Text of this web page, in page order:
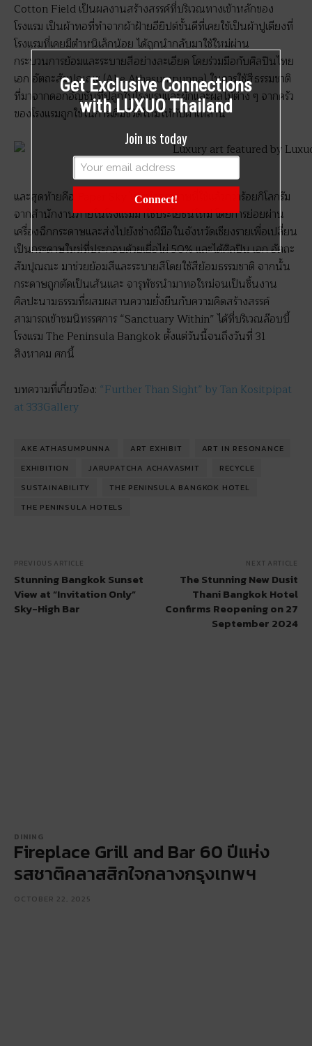
Cotton Field เป็นผลงานสร้างสรรค์ที่บริเวณทางเข้าหลักของ
โรงแรม เป็นผ้าทอที่ทำจากผ้าฝ้ายอียิปต์ชั้นดีที่เคยใช้เป็นผ้าปูเตียงที่
โรงแรมที่เคยมีตำหนิเล็กน้อย ได้ถูกนำกลับมาใช้ใหม่ผ่าน
กระบวนการย้อมและระบายสีอย่างละเอียด โดยร่วมมือกับศิลปินไทย
เอก อัตถะสัมปุณณะ (Ake Athasumpunna) ในการใช้สีธรรมชาติ
ที่มาจากดอกอัญชันที่ปลูกในโรงแรมและผักและผลไม้ต่าง ๆ จากครัว
ของโรงแรมถูกใช้ในการเติมชีวิตใหม่ให้กับผ้าเหล่านี้
และสุดท้ายคือ Paper Sky โดยนำกระดาษที่ใช้แล้วกว่าร้อยกิโลกรัม
จากสำนักงานภายในโรงแรมมาใช้ประโยชน์ใหม่ โดยการย่อยผ่าน
เครื่องฉีกกระดาษและส่งไปยังช่างฝีมือในจังหวัดเชียงรายเพื่อเปลี่ยน
เป็นกระดาษใหม่ที่ประกอบด้วยเยื่อไผ่ 50% และได้ศิลปิน เอก อัตถะ
สัมปุณณะ มาช่วยย้อมสีและระบายสีโดยใช้สีย้อมธรรมชาติ จากนั้น
กระดาษถูกตัดเป็นเส้นและ จารุพัชรนำมาทอใหม่จนเป็นชิ้นงาน
ศิลปะนามธรรมที่ผสมผสานความยั่งยืนกับความคิดสร้างสรรค์
สามารถเข้าชมนิทรรศการ “Sanctuary Within” ได้ที่บริเวณล๊อบบี้
โรงแรม The Peninsula Bangkok ตั้งแต่วันนี้จนถึงวันที่ 31
สิงหาคม ศกนี้
บทความที่เกี่ยวข้อง: “Further Than Sight” by Tan Kositpipat
at 333Gallery
AKE ATHASUMPUNNA ART EXHIBIT
ART IN RESONANCE
EXHIBITION
JARUPATCHA ACHAVASMIT
RECYCLE
SUSTAINABILITY
THE PENINSULA BANGKOK HOTEL
THE PENINSULA HOTELS
PREVIOUS ARTICLE
Stunning Bangkok Sunset
View at “Invitation Only”
Sky-High Bar
NEXT ARTICLE
The Stunning New Dusit
Thani Bangkok Hotel
Confirms Reopening on 27
September 2024
DINING
Fireplace Grill and Bar 60 ปีแห่ง
รสชาติคลาสสิกใจกลางกรุงเทพฯ
OCTOBER 22, 2025
Get Exclusive Connections
with LUXUO Thailand
Join us today
Connect!